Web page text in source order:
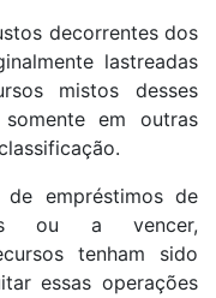
decorrentes dos
lastreadas
mistos desses
em outras
empréstimos de
ou a vencer,
tenham sido
essas operações